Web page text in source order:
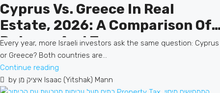
Cyprus Vs. Greece In Real
Estate, 2026: A Comparison Of
Returns And Taxes
Every year, more Israeli investors ask the same question: Cyprus
or Greece? Both countries are...
Continue reading
by איציק מן Isaac (Yitshak) Mann